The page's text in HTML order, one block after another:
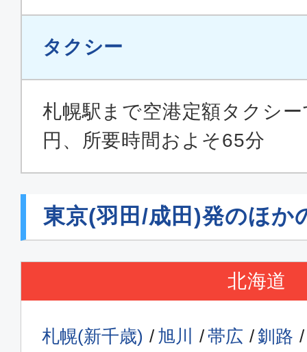
11:50
ANA069
エコノミー
東京(羽田)
15:00
札幌(
ANA1105
エコノミー
東京(羽田)
15:30
札幌(
東京(羽田)
札幌(
タクシー
札幌駅まで空港定額タクシ
円、所要時間およそ65分
東京(羽田/成田)発のほか
北海道
札幌(新千歳) 旭川 帯広 釧路